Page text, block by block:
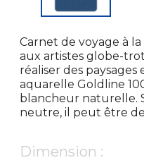
Carnet de voyage à
aux artistes globe-
réaliser des paysages
aquarelle Goldline
blancheur naturelle.
neutre, il peut être
Dimension :